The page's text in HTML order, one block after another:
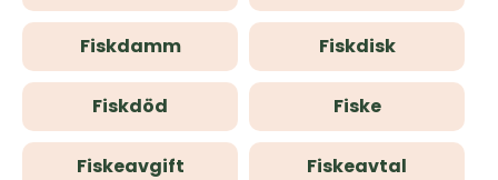
Fiskdamm Fiskdisk
Fiskdöd Fiske
Fiskeavgift Fiskeavtal